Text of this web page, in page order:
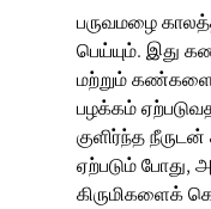
பருவமழை
பெய்யும். இது
மற்றும் கண்களை
பழக்கம்
குளிர்ந்த
ஏற்படும் போது,
கிருமிகளைக்